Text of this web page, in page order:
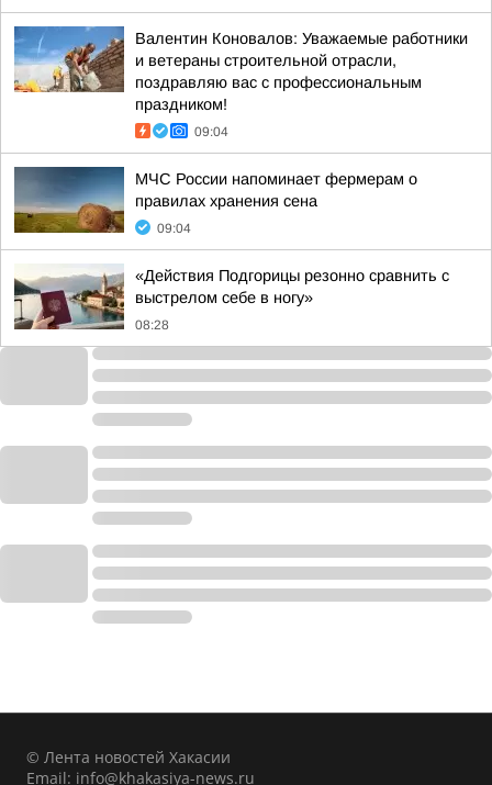
Валентин Коновалов: Уважаемые работники
и ветераны строительной отрасли,
поздравляю вас с профессиональным
праздником!
09:04
МЧС России напоминает фермерам о
правилах хранения сена
09:04
«Действия Подгорицы резонно сравнить с
выстрелом себе в ногу»
08:28
© Лента новостей Хакасии
Email: info@khakasiya-news.ru